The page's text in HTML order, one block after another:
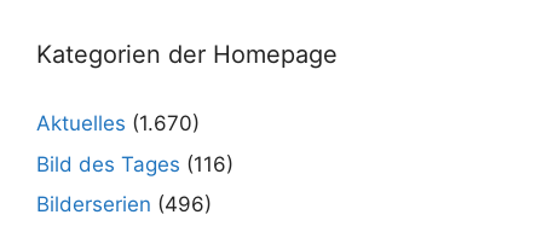
Kategorien der Homepage
Aktuelles (1.670)
Bild des Tages (116)
Bilderserien (496)